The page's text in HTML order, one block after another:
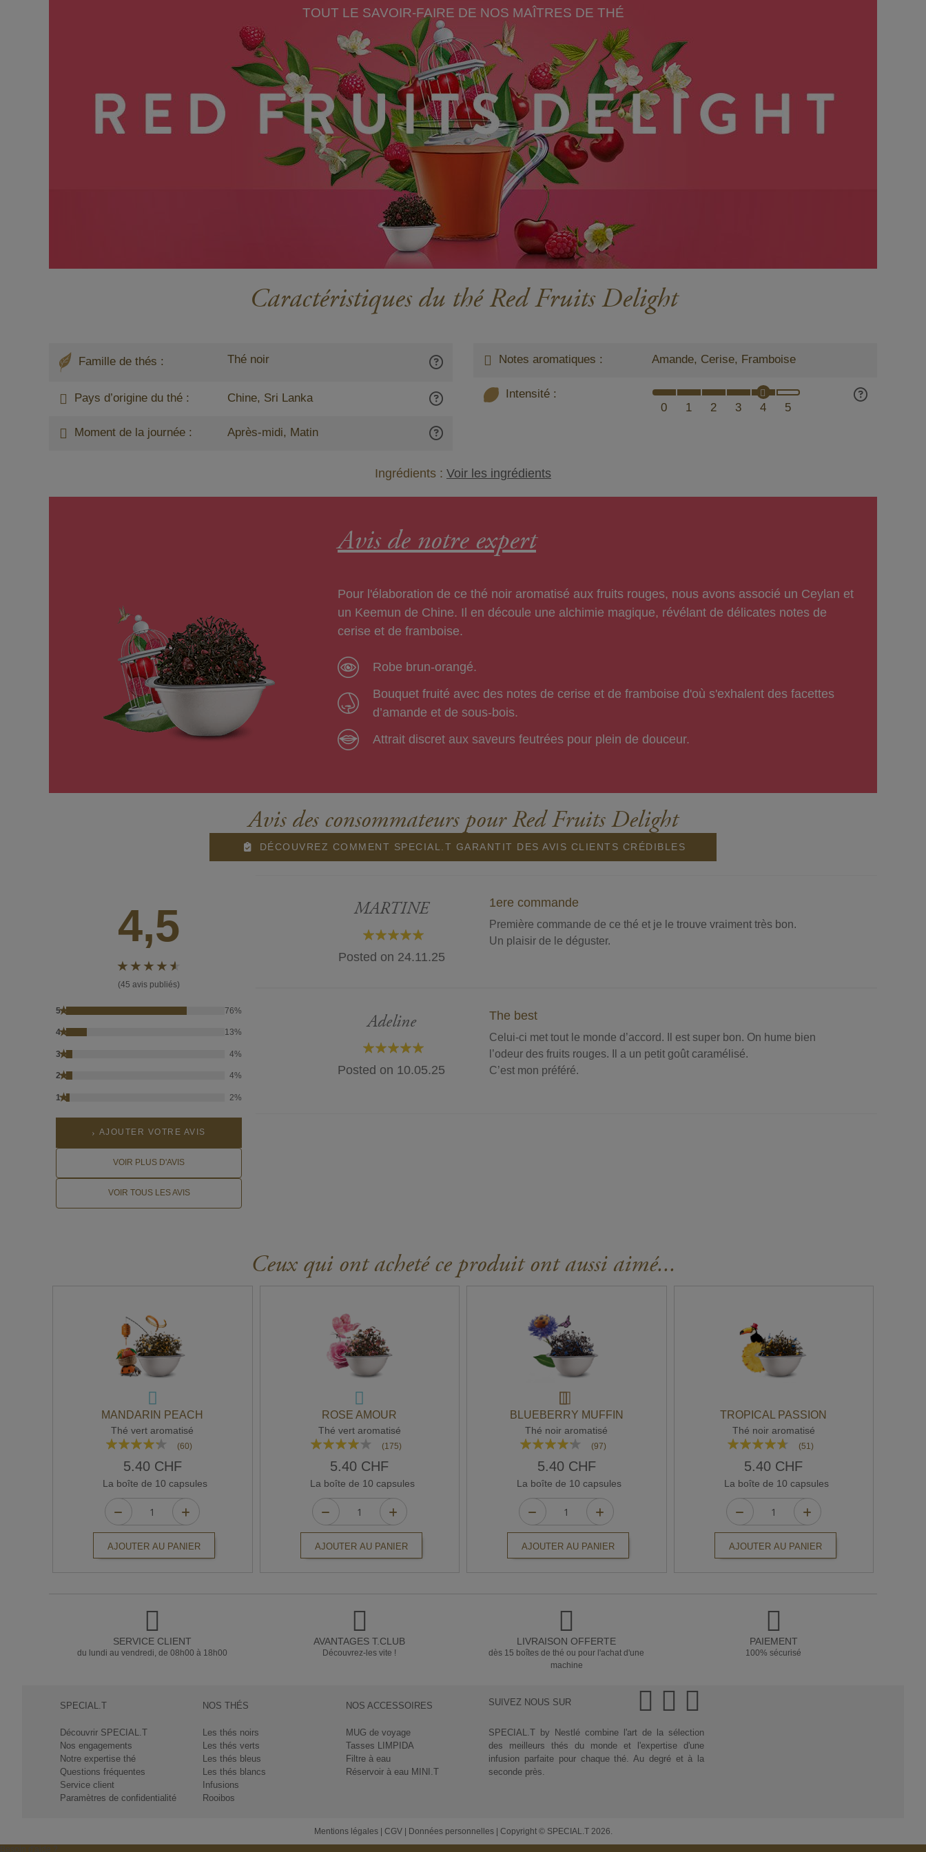
TOUT LE SAVOIR-FAIRE DE NOS MAÎTRES DE THÉ
Caractéristiques du thé Red Fruits Delight
Famille de thés : Thé noir
Pays d’origine du thé : Chine, Sri Lanka
Moment de la journée : Après-midi, Matin
Notes aromatiques : Amande, Cerise, Framboise
Intensité :
0
1 2 3 4 5
Ingrédients : Voir les ingrédients
Avis de notre expert
Pour l'élaboration de ce thé noir aromatisé aux fruits rouges, nous avons associé un Ceylan et
un Keemun de Chine. Il en découle une alchimie magique, révélant de délicates notes de
cerise et de framboise.
Robe brun-orangé.
Bouquet fruité avec des notes de cerise et de framboise d'où s'exhalent des facettes
d’amande et de sous-bois.
Attrait discret aux saveurs feutrées pour plein de douceur.
Avis des consommateurs pour Red Fruits Delight
DÉCOUVREZ COMMENT SPECIAL.T GARANTIT DES AVIS CLIENTS CRÉDIBLES
4,5
(45 avis publiés)
5★ 76%
4★ 13%
3★ 4%
2★ 4%
1★ 2%
AJOUTER VOTRE AVIS
VOIR PLUS D'AVIS
VOIR TOUS LES AVIS
MARTINE
Posted on 24.11.25
1ere commande
Première commande de ce thé et je le trouve vraiment très bon.
Un plaisir de le déguster.
Adeline
Posted on 10.05.25
The best
Celui-ci met tout le monde d’accord. Il est super bon. On hume bien
l’odeur des fruits rouges. Il a un petit goût caramélisé.
C’est mon préféré.
Ceux qui ont acheté ce produit ont aussi aimé...
MANDARIN PEACH
Thé vert aromatisé
Rating:
(60)
5.40 CHF
La boîte de 10 capsules
AJOUTER AU PANIER
ROSE AMOUR
Thé vert aromatisé
Rating:
(175)
5.40 CHF
La boîte de 10 capsules
AJOUTER AU PANIER
BLUEBERRY MUFFIN
Thé noir aromatisé
Rating:
(97)
5.40 CHF
La boîte de 10 capsules
AJOUTER AU PANIER
TROPICAL PASSION
Thé noir aromatisé
Rating:
(51)
5.40 CHF
La boîte de 10 capsules
AJOUTER AU PANIER
SERVICE CLIENT
du lundi au vendredi, de 08h00 à 18h00
AVANTAGES T.CLUB
Découvrez-les vite !
LIVRAISON OFFERTE
dès 15 boîtes de thé ou pour l'achat d'une
machine
PAIEMENT
100% sécurisé
SPECIAL.T
Découvrir SPECIAL.T
Nos engagements
Notre expertise thé
Questions fréquentes
Service client
Paramètres de confidentialité
NOS THÉS
Les thés noirs
Les thés verts
Les thés bleus
Les thés blancs
Infusions
Rooibos
NOS ACCESSOIRES
MUG de voyage
Tasses LIMPIDA
Filtre à eau
Réservoir à eau MINI.T
SUIVEZ NOUS SUR
SPECIAL.T by Nestlé combine l'art de la sélection
des meilleurs thés du monde et l'expertise d'une
infusion parfaite pour chaque thé. Au degré et à la
seconde près.
Mentions légales| CGV| Données personnelles| Copyright © SPECIAL.T 2026.
Besoin d'aide ?